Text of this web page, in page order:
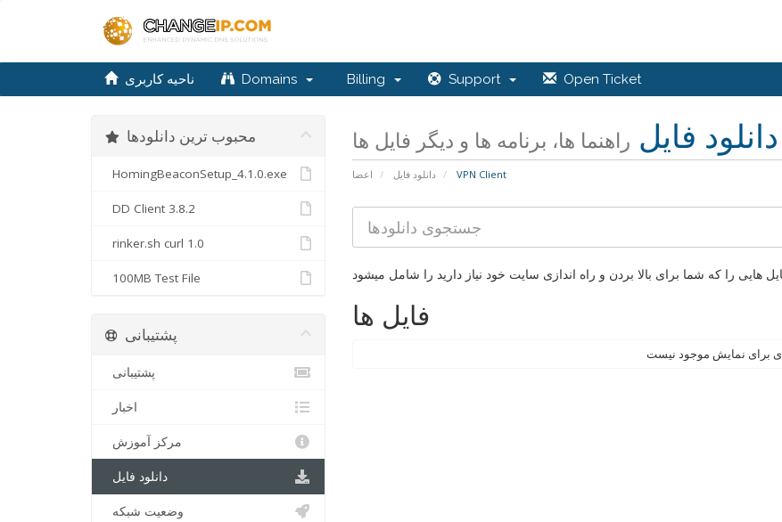
ناحیه کاربری Domains Billing Support Open Ticket
دانلود فایل راهنما ها، برنامه ها و دیگر فایل ها
اعضا دانلود فایل VPN Client
فایل ها
محبوب ترین دانلودها
HomingBeaconSetup_4.1.0.exe
DD Client 3.8.2
rinker.sh curl 1.0
100MB Test File
پشتیبانی
پشتیبانی
اخبار
مرکز آموزش
دانلود فایل
وضعیت شبکه